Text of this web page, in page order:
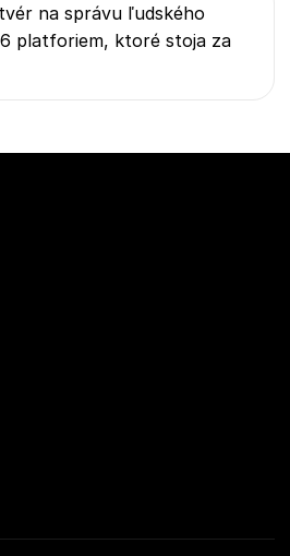
na správu ľudského
platforiem, ktoré stoja za